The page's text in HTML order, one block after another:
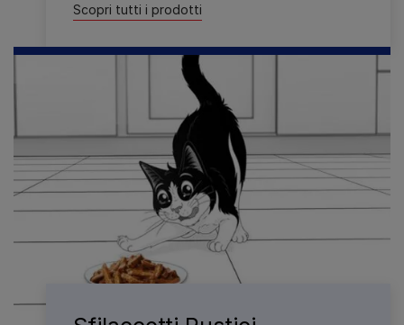
Scopri tutti i prodotti